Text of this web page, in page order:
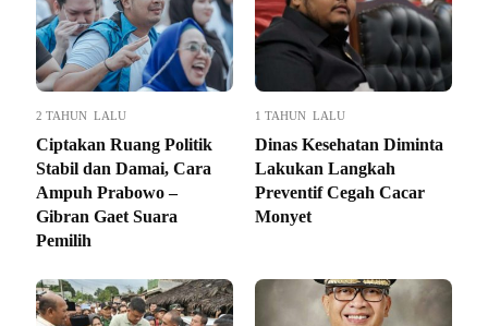
2 TAHUN LALU
Ciptakan Ruang Politik
Stabil dan Damai, Cara
Ampuh Prabowo –
Gibran Gaet Suara
Pemilih
1 TAHUN LALU
Dinas Kesehatan Diminta
Lakukan Langkah
Preventif Cegah Cacar
Monyet